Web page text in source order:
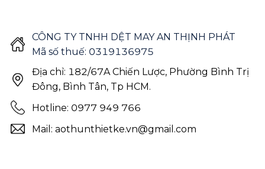
Hotline: 0977 949 766
Mail: aothunthietke.vn@gmail.com
Địa chỉ: 182/67A Chiến Lược, Phường Bình Trị
Đông, Bình Tân, Tp HCM.
CÔNG TY TNHH DỆT MAY AN THỊNH PHÁT
Mã số thuế: 0319136975